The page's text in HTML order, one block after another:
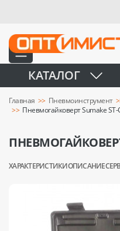
КАТАЛОГ
Главная Пневмоинструмент
Пневмогайковерт Sumake ST-
ПНЕВМОГАЙКОВЕРТ
ХАРАКТЕРИСТИКИОПИСАНИЕ